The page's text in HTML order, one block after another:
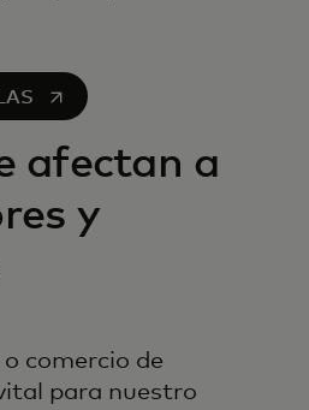
nueva
afectan a
y
comercio de
para nuestro